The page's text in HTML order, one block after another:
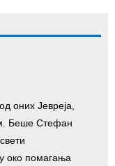
оних Јевреја,
Беше Стефан
око помагања